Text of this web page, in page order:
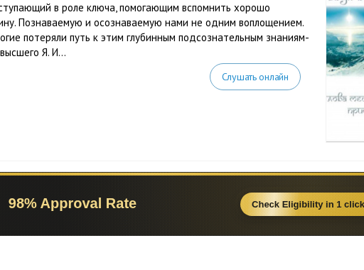
в роле ключа, помогающим вспомнить хорошо
Познаваемую и осознаваемую нами не одним воплощением.
потеряли путь к этим глубинным подсознательным знаниям-
Я. И...
Слушать онлайн